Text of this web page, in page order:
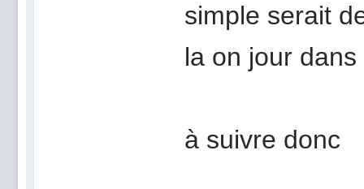
simple serait
la on jour
à suivre donc